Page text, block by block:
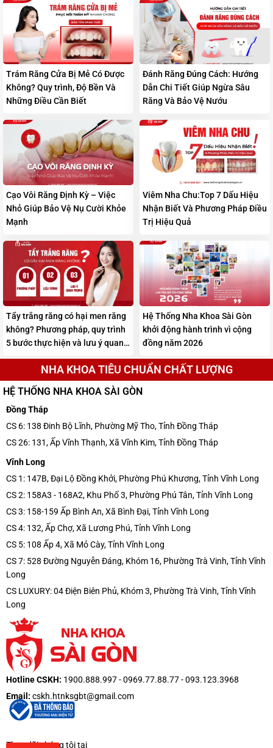
Trám Răng Cửa Bị Mẻ Có Được
Không? Quy trình, Độ Bền Và
Những Điều Cần Biết
Đánh Răng Đúng Cách: Hướng
Dẫn Chi Tiết Giúp Ngừa Sâu
Răng Và Bảo Vệ Nướu
Cạo Vôi Răng Định Kỳ – Việc
Nhỏ Giúp Bảo Vệ Nụ Cười Khỏe
Mạnh
Viêm Nha Chu:Top 7 Dấu Hiệu
Nhận Biết Và Phương Pháp Điều
Trị Hiệu Quả
Tẩy trắng răng có hại men răng
không? Phương pháp, quy trình
5 bước thực hiện và lưu ý quan
trọng
Hệ Thống Nha Khoa Sài Gòn
khởi động hành trình vì cộng
đồng năm 2026
NHA KHOA TIÊU CHUẨN CHẤT LƯỢNG
HỆ THỐNG NHA KHOA SÀI GÒN
Đồng Tháp
CS 6: 138 Đinh Bộ Lĩnh, Phường Mỹ Tho, Tỉnh Đồng Tháp
CS 26: 131, Ấp Vĩnh Thạnh, Xã Vĩnh Kim, Tỉnh Đồng Tháp
Vĩnh Long
CS 1: 147B, Đại Lộ Đồng Khởi, Phường Phú Khương, Tỉnh Vĩnh Long
CS 2: 158A3 - 168A2, Khu Phố 3, Phường Phú Tân, Tỉnh Vĩnh Long
CS 3: 158-159 Ấp Bình An, Xã Bình Đại, Tỉnh Vĩnh Long
CS 4: 132, Ấp Chợ, Xã Lương Phú, Tỉnh Vĩnh Long
CS 5: 108 Ấp 4, Xã Mỏ Cày, Tỉnh Vĩnh Long
CS 7: 528 Đường Nguyễn Đáng, Khóm 16, Phường Trà Vinh, Tỉnh Vĩnh
Long
CS LUXURY: 04 Điện Biên Phủ, Khóm 3, Phường Trà Vinh, Tỉnh Vĩnh
Long
Hotline CSKH: 1900.888.997 - 0969.77.88.77 - 093.123.3968
Email: cskh.htnksgbt@gmail.com
Theo dõi chúng tôi tại